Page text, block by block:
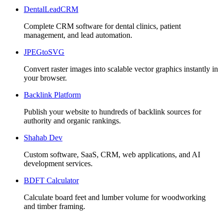
DentalLeadCRM
Complete CRM software for dental clinics, patient
management, and lead automation.
JPEGtoSVG
Convert raster images into scalable vector graphics instantly in
your browser.
Backlink Platform
Publish your website to hundreds of backlink sources for
authority and organic rankings.
Shahab Dev
Custom software, SaaS, CRM, web applications, and AI
development services.
BDFT Calculator
Calculate board feet and lumber volume for woodworking
and timber framing.